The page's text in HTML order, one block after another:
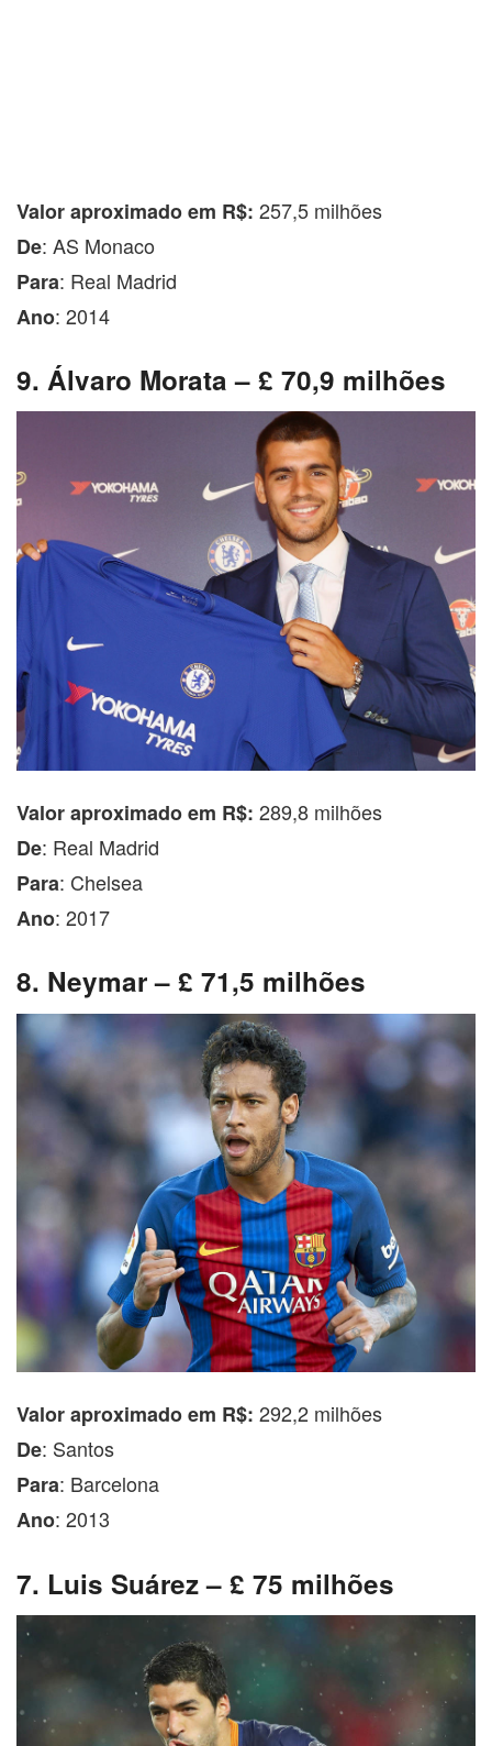
Valor aproximado em R$: 257,5 milhões
De: AS Monaco
Para: Real Madrid
Ano: 2014
9. Álvaro Morata – £ 70,9 milhões
Valor aproximado em R$: 289,8 milhões
De: Real Madrid
Para: Chelsea
Ano: 2017
8. Neymar – £ 71,5 milhões
Valor aproximado em R$: 292,2 milhões
De: Santos
Para: Barcelona
Ano: 2013
7. Luis Suárez – £ 75 milhões